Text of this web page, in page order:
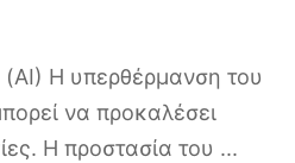
(AI) Η υπερθέρμανση του
να προκαλέσει
Η προστασία του ...